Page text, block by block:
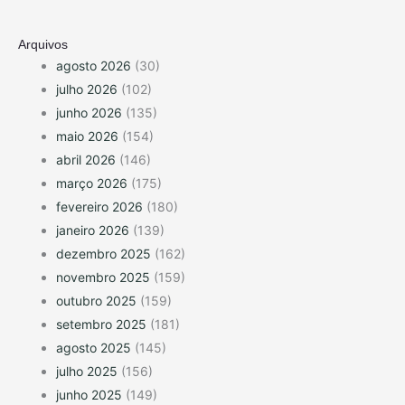
Arquivos
agosto 2026 (30)
julho 2026 (102)
junho 2026 (135)
maio 2026 (154)
abril 2026 (146)
março 2026 (175)
fevereiro 2026 (180)
janeiro 2026 (139)
dezembro 2025 (162)
novembro 2025 (159)
outubro 2025 (159)
setembro 2025 (181)
agosto 2025 (145)
julho 2025 (156)
junho 2025 (149)